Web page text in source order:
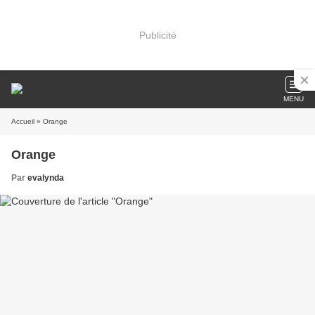
Publicité
MENU
Accueil » Orange
Orange
Par evalynda